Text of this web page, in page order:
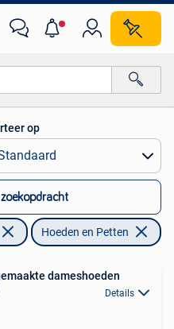
op
Hoeden en Petten
dameshoeden
Details